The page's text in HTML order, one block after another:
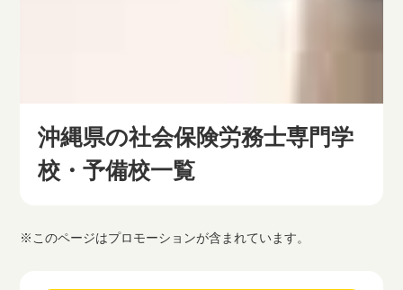
沖縄県の社会保険労務士専門学
校・予備校一覧
※このページはプロモーションが含まれています。